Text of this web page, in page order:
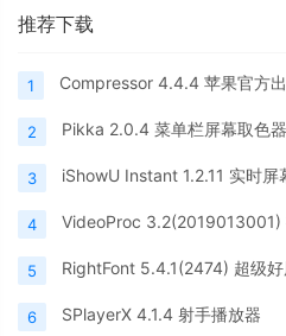
推荐下载
1 Compressor 4.4.4 苹果官方
2 Pikka 2.0.4 菜单栏屏幕取色器
3 iShowU Instant 1.2.11 实时屏
4 VideoProc 3.2(2019013001)
5 RightFont 5.4.1(2474) 超级
6 SPlayerX 4.1.4 射手播放器